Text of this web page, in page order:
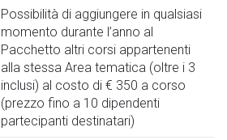
Possibilità di aggiungere in qualsiasi
momento durante l’anno al
Pacchetto altri corsi appartenenti
alla stessa Area tematica (oltre i 3
inclusi) al costo di € 350 a corso
(prezzo fino a 10 dipendenti
partecipanti destinatari)